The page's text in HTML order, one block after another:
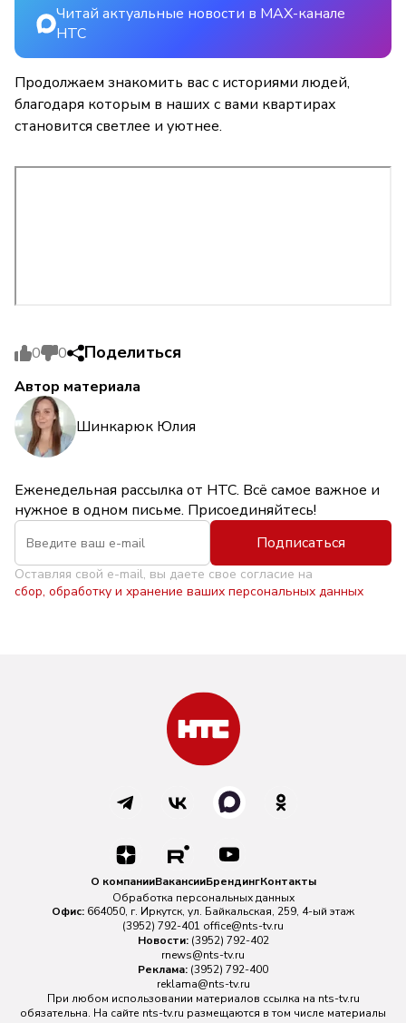
Читай актуальные новости в MAX-канале
НТС
Продолжаем знакомить вас с историями людей,
благодаря которым в наших с вами квартирах
становится светлее и уютнее.
0 0 Поделиться
Автор материала
Шинкарюк Юлия
Еженедельная рассылка от НТС. Всё самое важное и
нужное в одном письме. Присоединяйтесь!
Подписаться
Оставляя свой e-mail, вы даете свое согласие на
сбор, обработку и хранение ваших персональных данных
О компанииВакансииБрендингКонтакты
Обработка персональных данных
Офис: 664050, г. Иркутск, ул. Байкальская, 259, 4-ый этаж
(3952) 792-401 office@nts-tv.ru
Новости: (3952) 792-402
rnews@nts-tv.ru
Реклама: (3952) 792-400
reklama@nts-tv.ru
При любом использовании материалов ссылка на nts-tv.ru
обязательна. На сайте nts-tv.ru размещаются в том числе материалы